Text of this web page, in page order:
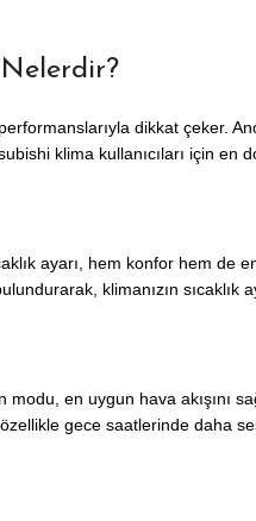
dikkat çeker.
klima kullanıcıları için en
ayarı, hem konfor hem de
klimanızın sıcaklık
en uygun hava akışını
gece saatlerinde daha